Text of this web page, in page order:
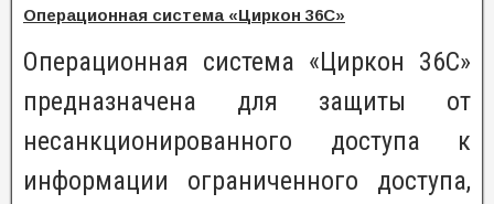
Операционная система «Циркон 36С»
Операционная система «Циркон 36С»
предназначена для защиты от
несанкционированного доступа к
информации ограниченного доступа,